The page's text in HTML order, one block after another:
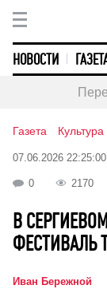
НОВОСТИ
Газета Культура
07.06.2026 22:25:00
0 2170
В
ФЕСТИВАЛЬ
Иван Бережной